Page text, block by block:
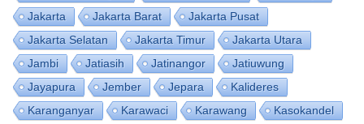
Jakarta
Jakarta Barat
Jakarta Pusat
Jakarta Selatan
Jakarta Timur
Jakarta Utara
Jambi
Jatiasih Jatinangor
Jatiuwung
Jayapura
Jember Jepara
Kalideres
Karanganyar
Karawaci Karawang
Kasokandel